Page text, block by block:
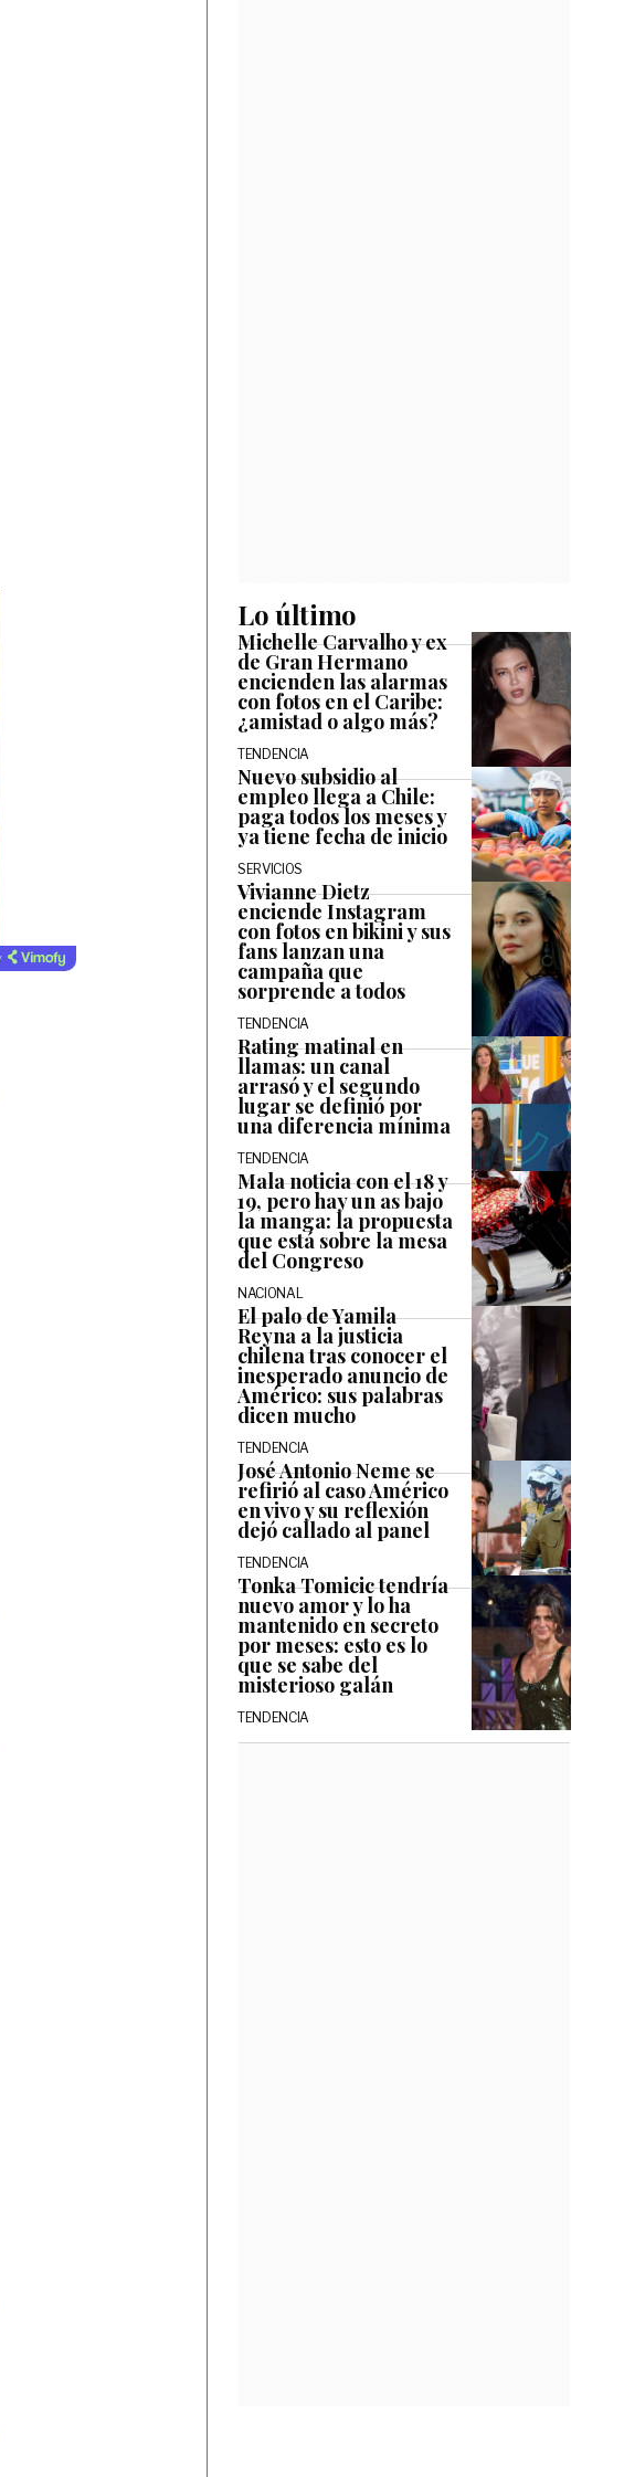
Lo último
Michelle Carvalho y ex
de Gran Hermano
encienden las alarmas
con fotos en el Caribe:
¿amistad o algo más?
TENDENCIA
Nuevo subsidio al
empleo llega a Chile:
paga todos los meses y
ya tiene fecha de inicio
SERVICIOS
Vivianne Dietz
enciende Instagram
con fotos en bikini y sus
fans lanzan una
campaña que
sorprende a todos
TENDENCIA
Rating matinal en
llamas: un canal
arrasó y el segundo
lugar se definió por
una diferencia mínima
TENDENCIA
Mala noticia con el 18 y
19, pero hay un as bajo
la manga: la propuesta
que está sobre la mesa
del Congreso
NACIONAL
El palo de Yamila
Reyna a la justicia
chilena tras conocer el
inesperado anuncio de
Américo: sus palabras
dicen mucho
TENDENCIA
José Antonio Neme se
refirió al caso Américo
en vivo y su reflexión
dejó callado al panel
TENDENCIA
Tonka Tomicic tendría
nuevo amor y lo ha
mantenido en secreto
por meses: esto es lo
que se sabe del
misterioso galán
TENDENCIA